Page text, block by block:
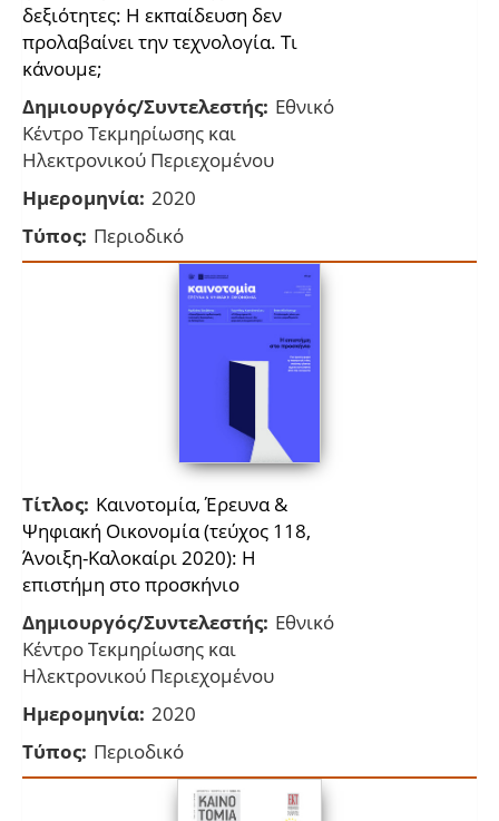
δεξιότητες: Η εκπαίδευση δεν
προλαβαίνει την τεχνολογία. Τι
κάνουμε;
Δημιουργός/Συντελεστής: Εθνικό
Κέντρο Τεκμηρίωσης και
Ηλεκτρονικού Περιεχομένου
Ημερομηνία: 2020
Τύπος: Περιοδικό
Τίτλος: Καινοτομία, Έρευνα &
Ψηφιακή Οικονομία (τεύχος 118,
Άνοιξη-Καλοκαίρι 2020): Η
επιστήμη στο προσκήνιο
Δημιουργός/Συντελεστής: Εθνικό
Κέντρο Τεκμηρίωσης και
Ηλεκτρονικού Περιεχομένου
Ημερομηνία: 2020
Τύπος: Περιοδικό